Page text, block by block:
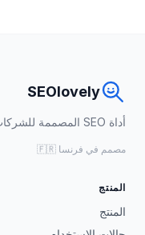
SEOlovely
أداة SEO المصممة للشركات الصغيرة والمتوسطة.
مصمم في فرنسا 🇫🇷
المنتج
المنتج